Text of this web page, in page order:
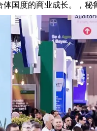
国度的商业成长。，